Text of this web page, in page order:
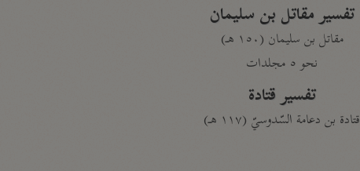
تفسير مقاتل بن سليمان
مقاتل بن سليمان (١٥٠ هـ)
نحو ٥ مجلدات
تفسير قتادة
قتادة بن دعامة السّدوسيّ (١١٧ هـ)